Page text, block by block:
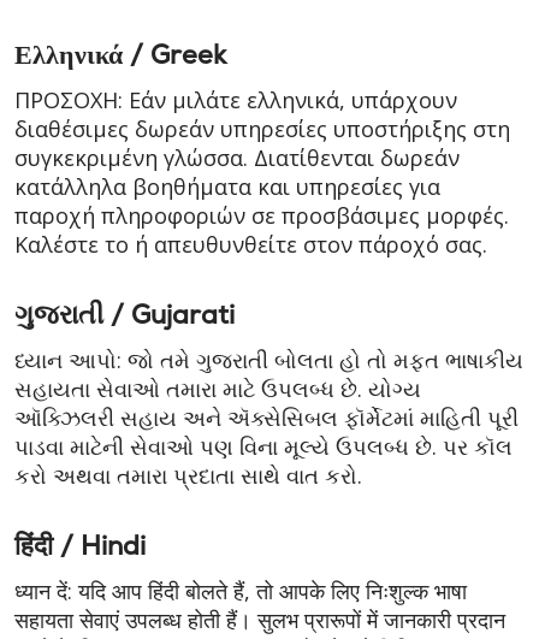
Ελληνικά / Greek
ΠΡΟΣΟΧΗ: Εάν μιλάτε ελληνικά, υπάρχουν
διαθέσιμες δωρεάν υπηρεσίες υποστήριξης στη
συγκεκριμένη γλώσσα. Διατίθενται δωρεάν
κατάλληλα βοηθήματα και υπηρεσίες για
παροχή πληροφοριών σε προσβάσιμες μορφές.
Καλέστε το ή απευθυνθείτε στον πάροχό σας.
ગુજરાતી / Gujarati
ધ્યાન આપો: જો તમે ગુજરાતી બોલતા હો તો મફત ભાષાકીય
સહાયતા સેવાઓ તમારા માટે ઉપલબ્ધ છે. યોગ્ય
ઑક્ઝિલરી સહાય અને ઍક્સેસિબલ ફૉર્મેટમાં માહિતી પૂરી
પાડવા માટેની સેવાઓ પણ વિના મૂલ્યે ઉપલબ્ધ છે. પર કૉલ
કરો અથવા તમારા પ્રદાતા સાથે વાત કરો.
हिंदी / Hindi
ध्यान दें: यदि आप हिंदी बोलते हैं, तो आपके लिए निःशुल्क भाषा
सहायता सेवाएं उपलब्ध होती हैं। सुलभ प्रारूपों में जानकारी प्रदान